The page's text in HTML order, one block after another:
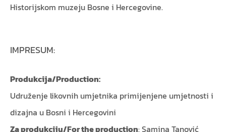
Historijskom muzeju Bosne i Hercegovine.
IMPRESUM:
Produkcija/Production:
Udruženje likovnih umjetnika primijenjene umjetnosti i
dizajna u Bosni i Hercegovini
Za produkciju/For the production: Samina Tanović